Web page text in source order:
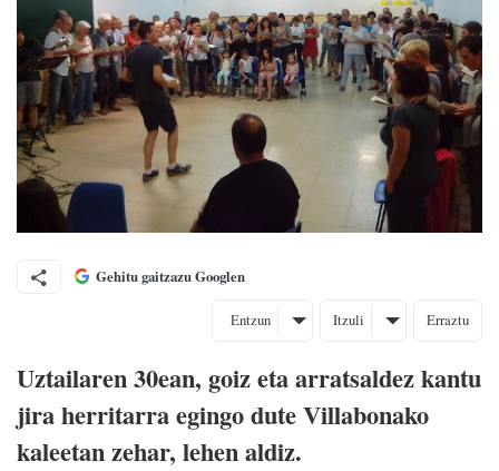
Gehitu gaitzazu Googlen
Entzun Itzuli Erraztu
Uztailaren 30ean, goiz eta arratsaldez kantu
jira herritarra egingo dute Villabonako
kaleetan zehar, lehen aldiz.